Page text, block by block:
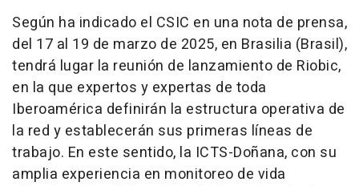
Según ha indicado el CSIC en una nota de prensa,
del 17 al 19 de marzo de 2025, en Brasilia (Brasil),
tendrá lugar la reunión de lanzamiento de Riobic,
en la que expertos y expertas de toda
Iberoamérica definirán la estructura operativa de
la red y establecerán sus primeras líneas de
trabajo. En este sentido, la ICTS-Doñana, con su
amplia experiencia en monitoreo de vida